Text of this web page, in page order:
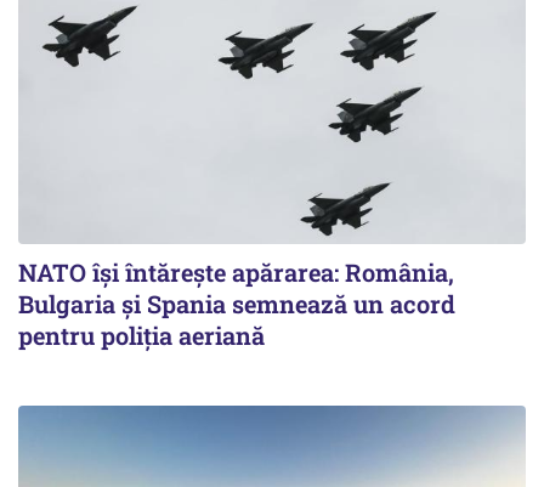
NATO își întărește apărarea: România,
Bulgaria și Spania semnează un acord
pentru poliția aeriană